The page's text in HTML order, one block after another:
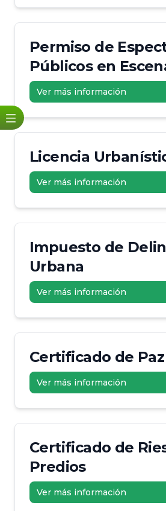
Permiso de
Públicos en
Habilitados
Ver más información
Licencia
Ver más información
Impuesto de
Urbana
Ver más información
Certificado de Paz
Ver más información
Certificado de
Predios
Ver más información